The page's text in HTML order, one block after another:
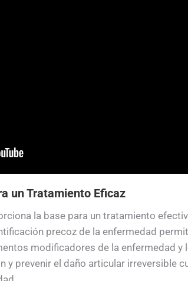
un Tratamiento Eficaz
la base para un tratamiento
precoz de la enfermedad
modificadores de la enfermedad
y prevenir el daño articular irreversible